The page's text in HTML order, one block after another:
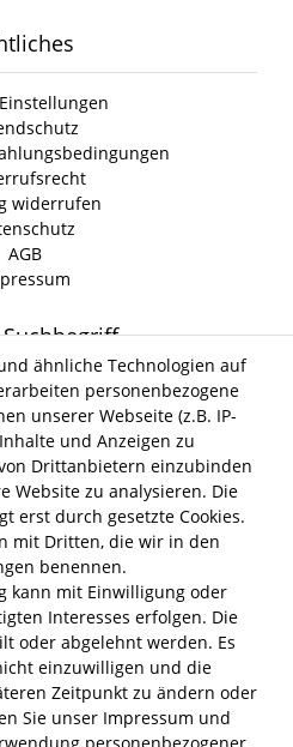
widerrufen
AGB
Lind Lime GinMonkey 47 Gin
Isle of Harris GinThomas
Tasting BoxSan Marzano
GinAlbaöl Tartufi Pralinen
Fentimans Tonic
Abhollager
32-34
B I 1. OG
Berlin
ähnliche Technologien auf
personenbezogene
unserer Webseite (z.B. IP-
und Anzeigen zu
Drittanbietern einzubinden
Website zu analysieren. Die
erst durch gesetzte Cookies.
mit Dritten, die wir in den
benennen.
kann mit Einwilligung oder
Interesses erfolgen. Die
oder abgelehnt werden. Es
einzuwilligen und die
Zeitpunkt zu ändern oder
Sie unser Impressum und